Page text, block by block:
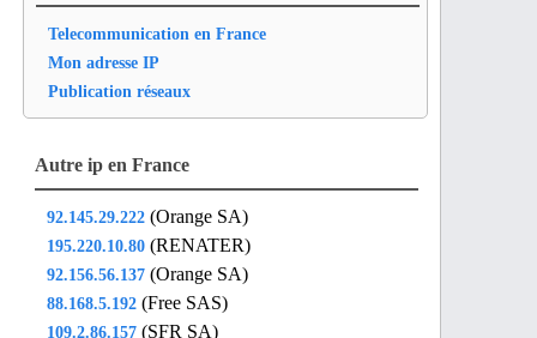
Telecommunication en France
Mon adresse IP
Publication réseaux
Autre ip en France
92.145.29.222 (Orange SA)
195.220.10.80 (RENATER)
92.156.56.137 (Orange SA)
88.168.5.192 (Free SAS)
109.2.86.157 (SFR SA)